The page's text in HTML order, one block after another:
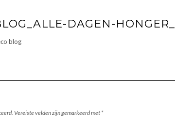
DAGEN-
Vereiste velden zijn gemarkeerd met *